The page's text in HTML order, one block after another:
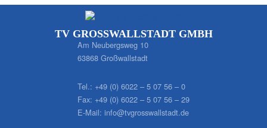
TV GROSSWALLSTADT GMBH
Am Neubergsweg 10
63868 Großwallstadt
Tel.: +49 (0) 6022 – 5 07 56 – 0
Fax: +49 (0) 6022 – 5 07 56 – 29
E-Mail: info@tvgrosswallstadt.de